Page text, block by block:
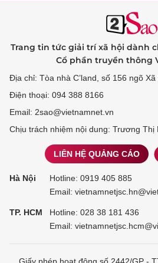
Trang tin tức giải trí xã hội dành
Cổ phần truyền thông
Địa chỉ: Tòa nhà C’land, số 156 ngõ
Điện thoại: 094 388 8166
Email: 2sao@vietnamnet.vn
Chịu trách nhiệm nội dung: Trương Thị
LIÊN HỆ QUẢNG CÁO
Hà Nội Hotline: 0919 405 885
Email:
TP. HCM Hotline: 028 38 181 436
Email: